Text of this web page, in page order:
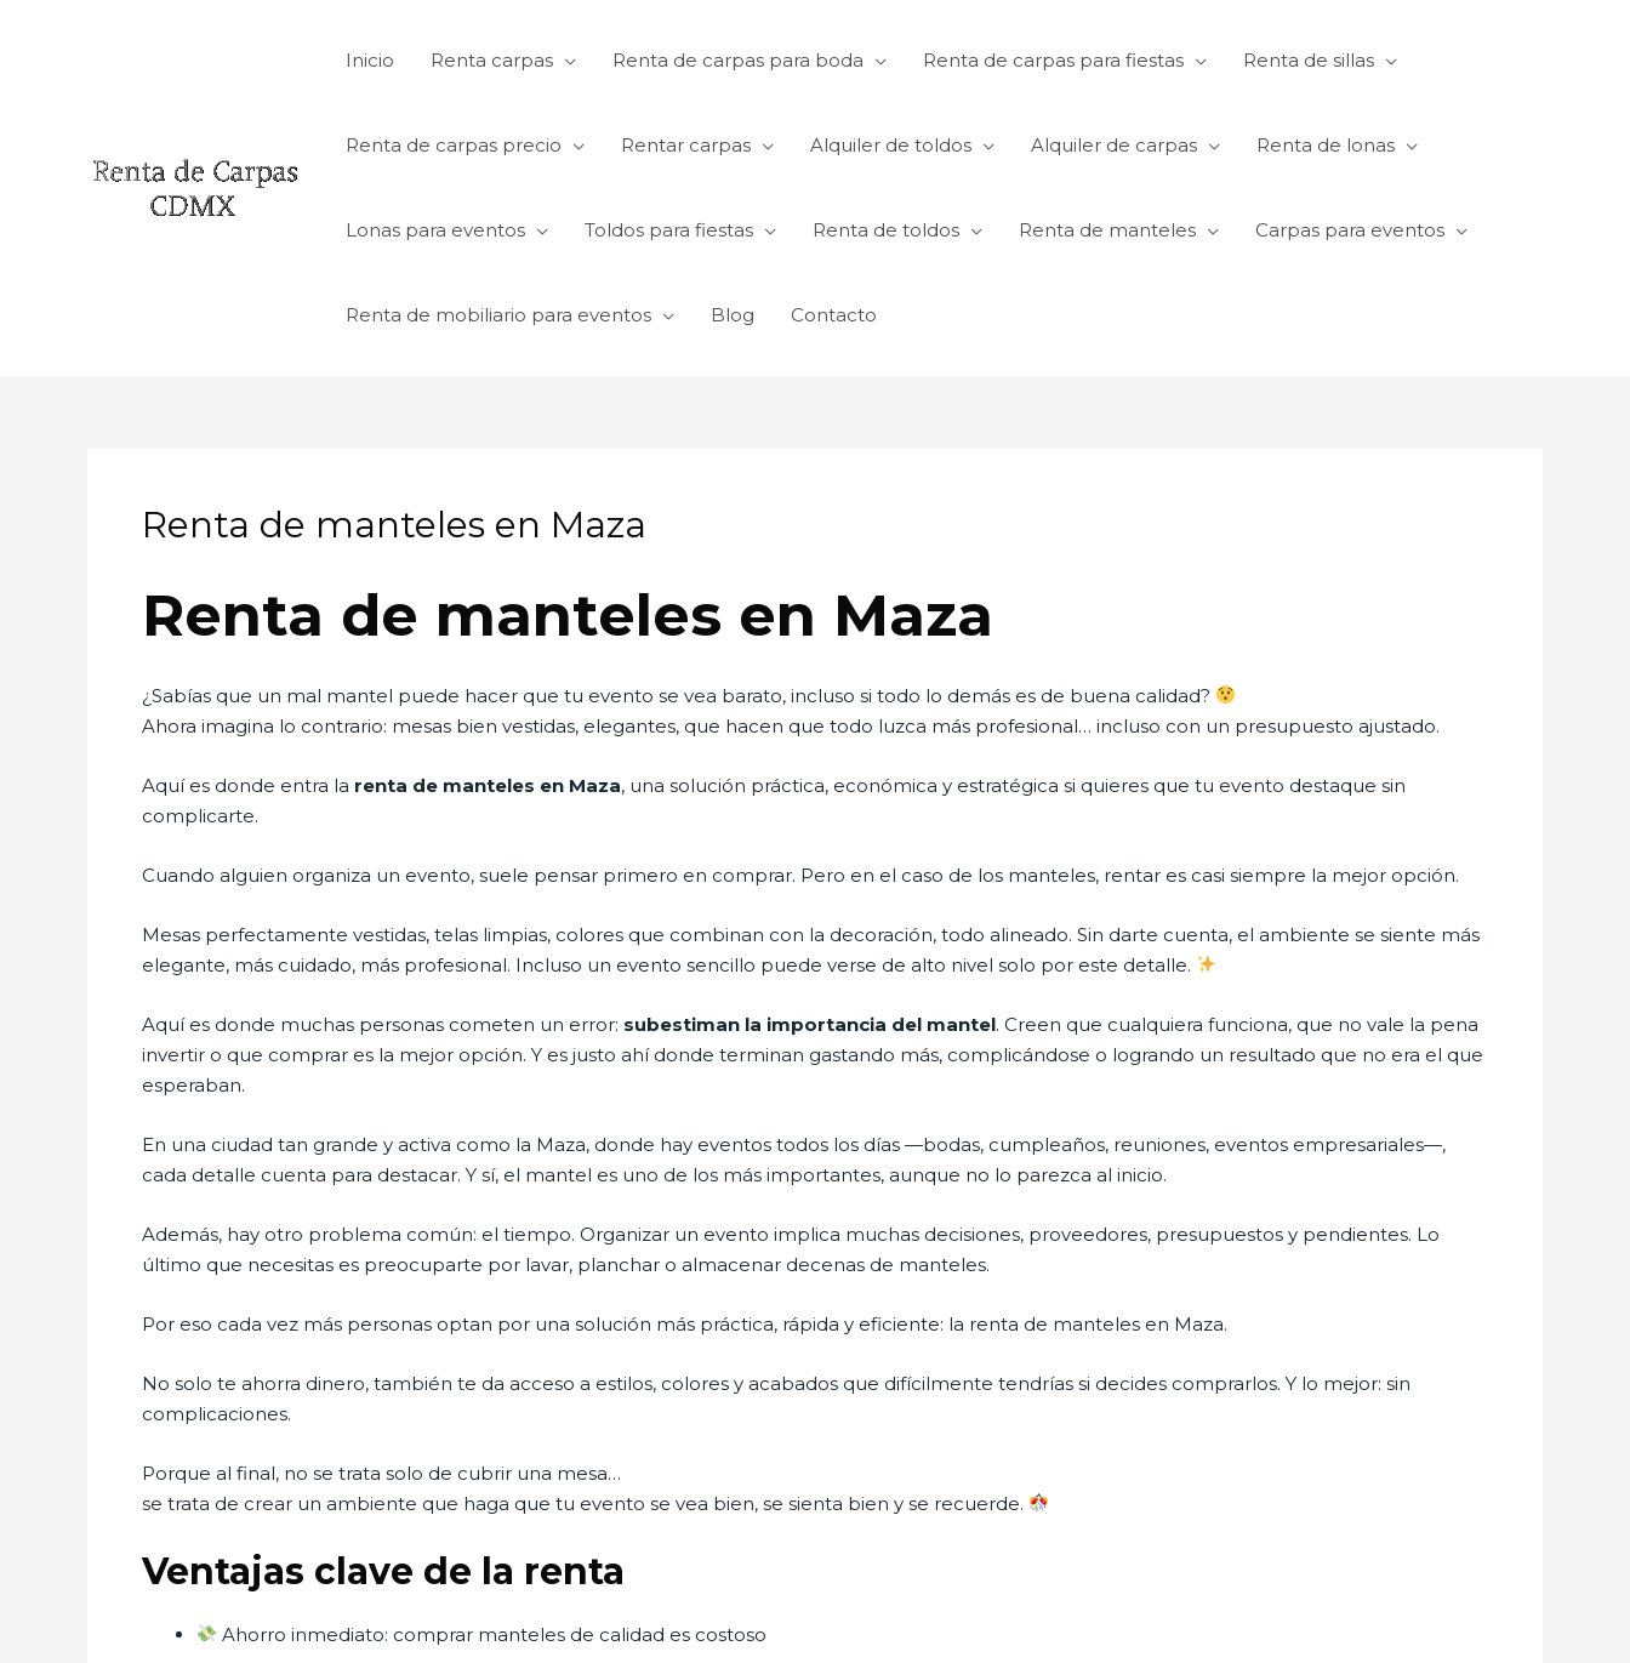
Inicio Renta carpas Renta de carpas para boda Renta de carpas para fiestas Renta de sillas
Renta de carpas precio Rentar carpas Alquiler de toldos Alquiler de carpas Renta de lonas
Lonas para eventos Toldos para fiestas Renta de toldos Renta de manteles Carpas para eventos
Renta de mobiliario para eventos Blog Contacto
Renta de manteles en Maza
Renta de manteles en Maza
¿Sabías que un mal mantel puede hacer que tu evento se vea barato, incluso si todo lo demás es de buena calidad?
Ahora imagina lo contrario: mesas bien vestidas, elegantes, que hacen que todo luzca más profesional… incluso con un presupuesto ajustado.
Aquí es donde entra la renta de manteles en Maza, una solución práctica, económica y estratégica si quieres que tu evento destaque sin
complicarte.
Cuando alguien organiza un evento, suele pensar primero en comprar. Pero en el caso de los manteles, rentar es casi siempre la mejor opción.
Mesas perfectamente vestidas, telas limpias, colores que combinan con la decoración, todo alineado. Sin darte cuenta, el ambiente se siente más
elegante, más cuidado, más profesional. Incluso un evento sencillo puede verse de alto nivel solo por este detalle.
Aquí es donde muchas personas cometen un error: subestiman la importancia del mantel. Creen que cualquiera funciona, que no vale la pena
invertir o que comprar es la mejor opción. Y es justo ahí donde terminan gastando más, complicándose o logrando un resultado que no era el que
esperaban.
En una ciudad tan grande y activa como la Maza, donde hay eventos todos los días —bodas, cumpleaños, reuniones, eventos empresariales—,
cada detalle cuenta para destacar. Y sí, el mantel es uno de los más importantes, aunque no lo parezca al inicio.
Además, hay otro problema común: el tiempo. Organizar un evento implica muchas decisiones, proveedores, presupuestos y pendientes. Lo
último que necesitas es preocuparte por lavar, planchar o almacenar decenas de manteles.
Por eso cada vez más personas optan por una solución más práctica, rápida y eficiente: la renta de manteles en Maza.
No solo te ahorra dinero, también te da acceso a estilos, colores y acabados que difícilmente tendrías si decides comprarlos. Y lo mejor: sin
complicaciones.
Porque al final, no se trata solo de cubrir una mesa…
se trata de crear un ambiente que haga que tu evento se vea bien, se sienta bien y se recuerde.
Ventajas clave de la renta
Ahorro inmediato: comprar manteles de calidad es costoso